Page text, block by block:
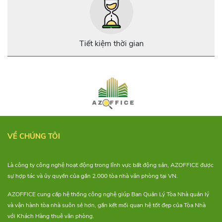
Tiết kiệm thời gian
VỀ CHÚNG TÔI
Là công ty công nghệ hoạt động trong lĩnh vực bất động sản, AZOFFICE được
sự hợp tác và ủy quyền của gần 2.000 tòa nhà văn phòng tại VN.
AZOFFICE cung cấp hệ thống công nghệ giúp Ban Quản Lý Tòa Nhà quản lý
và vận hành tòa nhà suôn sẻ hơn, gắn kết mối quan hệ tốt đẹp của Tòa Nhà
với Khách Hàng thuê văn phòng.